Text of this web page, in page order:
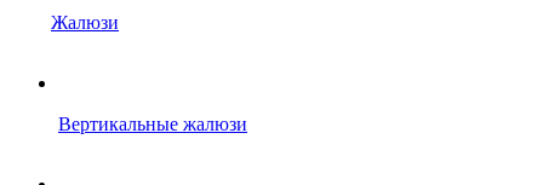
Жалюзи
Вертикальные жалюзи